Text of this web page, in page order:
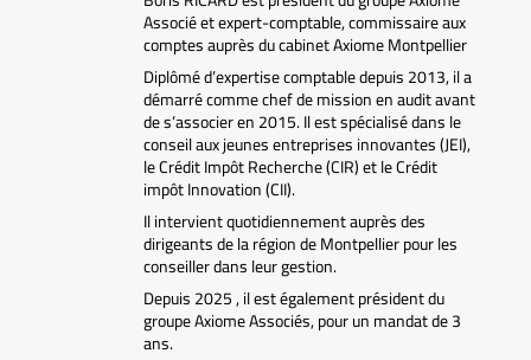
Associé et expert-comptable, commissaire aux
comptes auprès du cabinet Axiome Montpellier
Diplômé d’expertise comptable depuis 2013, il a
démarré comme chef de mission en audit avant
de s’associer en 2015. Il est spécialisé dans le
conseil aux jeunes entreprises innovantes (JEI),
le Crédit Impôt Recherche (CIR) et le Crédit
impôt Innovation (CII).
Il intervient quotidiennement auprès des
dirigeants de la région de Montpellier pour les
conseiller dans leur gestion.
Depuis 2025 , il est également président du
groupe Axiome Associés, pour un mandat de 3
ans.